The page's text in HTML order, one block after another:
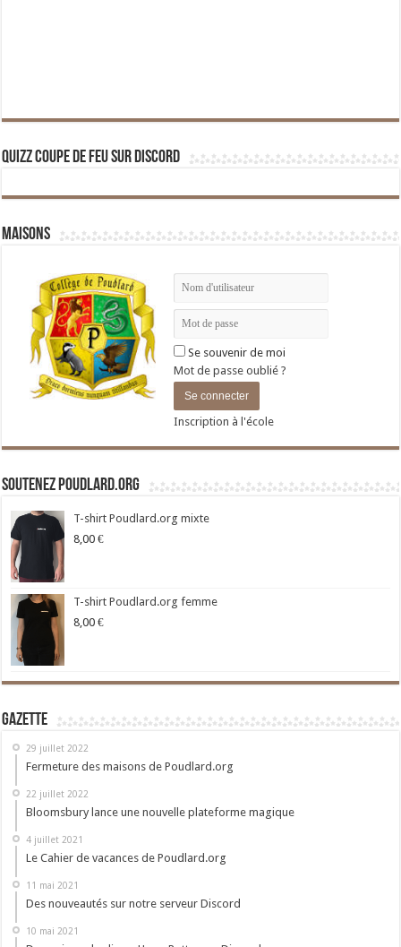
Quizz Coupe de Feu sur Discord
Maisons
Se souvenir de moi
Mot de passe oublié ?
Inscription à l'école
Soutenez Poudlard.org
T-shirt Poudlard.org mixte
8,00 €
T-shirt Poudlard.org femme
8,00 €
Gazette
29 juillet 2022
Fermeture des maisons de Poudlard.org
22 juillet 2022
Bloomsbury lance une nouvelle plateforme magique
4 juillet 2021
Le Cahier de vacances de Poudlard.org
11 mai 2021
Des nouveautés sur notre serveur Discord
10 mai 2021